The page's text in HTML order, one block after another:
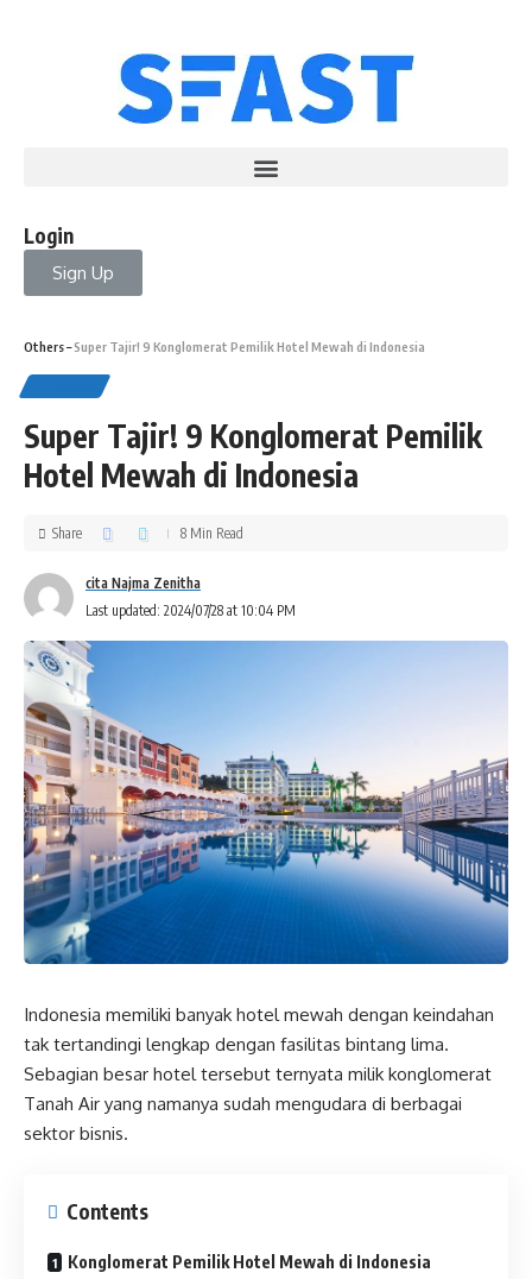
Login
Sign Up
Others–Super Tajir! 9 Konglomerat Pemilik Hotel Mewah di Indonesia
Super Tajir! 9 Konglomerat Pemilik
Hotel Mewah di Indonesia
Last updated: 2024/07/28 at 10:04 PM
cita Najma Zenitha
Share 8 Min Read
Indonesia memiliki banyak hotel mewah dengan keindahan
tak tertandingi lengkap dengan fasilitas bintang lima.
Sebagian besar hotel tersebut ternyata milik konglomerat
Tanah Air yang namanya sudah mengudara di berbagai
sektor bisnis.
Contents
Konglomerat Pemilik Hotel Mewah di Indonesia